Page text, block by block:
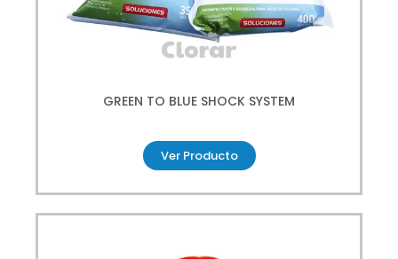
GREEN TO BLUE SHOCK SYSTEM
Ver Producto